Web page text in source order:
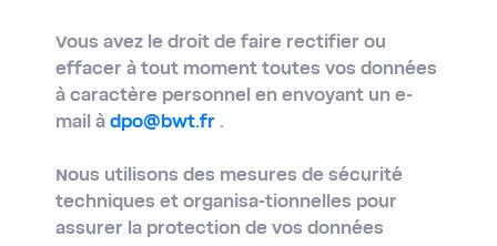
Vous avez le droit de faire rectifier ou
effacer à tout moment toutes vos données
à caractère personnel en envoyant un e-
mail à dpo@bwt.fr .
Nous utilisons des mesures de sécurité
techniques et organisa-tionnelles pour
assurer la protection de vos données